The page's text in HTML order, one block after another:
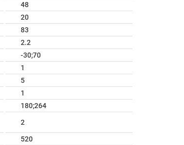
48
20
83
2.2
-30;70
1
5
1
180;264
2
520